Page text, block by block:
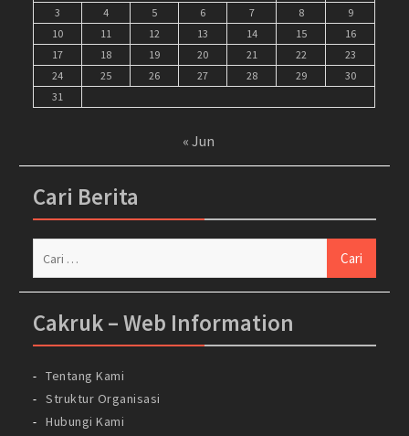
3
4 5 6 7 8
9
10
11 12 13 14 15
16
17
18 19 20 21 22
23
24
25 26 27 28 29
30
31
« Jun
Cari Berita
Cakruk – Web Information
Tentang Kami
Struktur Organisasi
Hubungi Kami